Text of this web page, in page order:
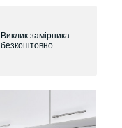
Виклик замірника
безкоштовно